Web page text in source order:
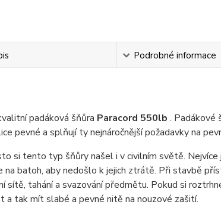
Podrobné informace
padáková šňůra Paracord 550lb . Padákové
pevné a splňují ty nejnáročnější požadavky na
si tento typ šňůry našel i v civilním světě. Nejvíce
na batoh, aby nedošlo k jejich ztrátě. Při stavbě
sítě, tahání a svazování předmětu. Pokud si
a tak mít slabé a pevné nitě na nouzové zašití.